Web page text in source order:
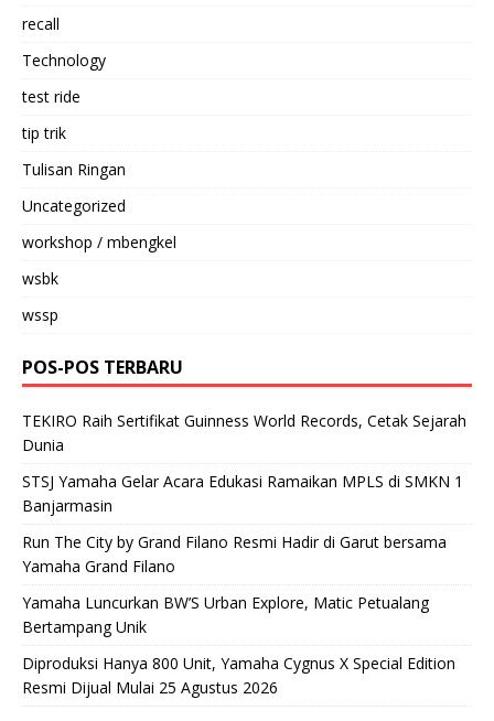
recall
Technology
test ride
tip trik
Tulisan Ringan
Uncategorized
workshop / mbengkel
wsbk
wssp
POS-POS TERBARU
TEKIRO Raih Sertifikat Guinness World Records, Cetak Sejarah
Dunia
STSJ Yamaha Gelar Acara Edukasi Ramaikan MPLS di SMKN 1
Banjarmasin
Run The City by Grand Filano Resmi Hadir di Garut bersama
Yamaha Grand Filano
Yamaha Luncurkan BW’S Urban Explore, Matic Petualang
Bertampang Unik
Diproduksi Hanya 800 Unit, Yamaha Cygnus X Special Edition
Resmi Dijual Mulai 25 Agustus 2026